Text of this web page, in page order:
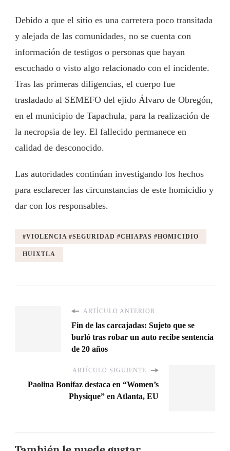
Debido a que el sitio es una carretera poco transitada
y alejada de las comunidades, no se cuenta con
información de testigos o personas que hayan
escuchado o visto algo relacionado con el incidente.
Tras las primeras diligencias, el cuerpo fue
trasladado al SEMEFO del ejido Álvaro de Obregón,
en el municipio de Tapachula, para la realización de
la necropsia de ley. El fallecido permanece en
calidad de desconocido.
Las autoridades continúan investigando los hechos
para esclarecer las circunstancias de este homicidio y
dar con los responsables.
#VIOLENCIA #SEGURIDAD #CHIAPAS #HOMICIDIO
HUIXTLA
ARTÍCULO ANTERIOR
Fin de las carcajadas: Sujeto que se
burló tras robar un auto recibe sentencia
de 20 años
ARTÍCULO SIGUIENTE
Paolina Bonifaz destaca en “Women’s
Physique” en Atlanta, EU